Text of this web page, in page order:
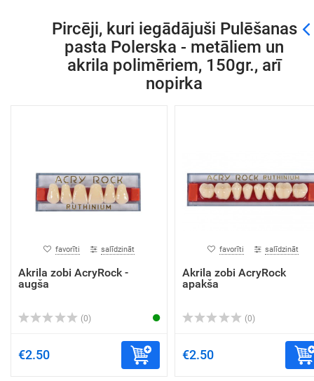
Pircēji, kuri iegādājuši Pulēšanas
pasta Polerska - metāliem un
akrila polimēriem, 150gr., arī
nopirka
favorīti salīdzināt
Akrila zobi AcryRock -
augša
(0)
€2.50
favorīti salīdzināt
Akrila zobi AcryRock
apakša
(0)
€2.50